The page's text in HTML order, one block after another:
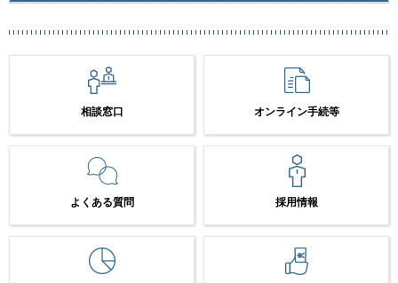
相談窓口 オンライン手続等
よくある質問 採用情報